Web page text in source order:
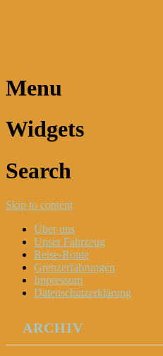
Menu
Widgets
Search
Skip to content
Über uns
Unser Fahrzeug
Reise-Route
Grenzerfahrungen
Impressum
Datenschutzerklärung
ARCHIV